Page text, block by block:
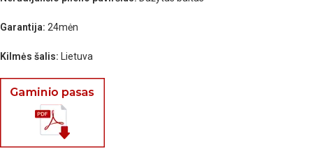
Garantija: 24mėn
Kilmės šalis: Lietuva